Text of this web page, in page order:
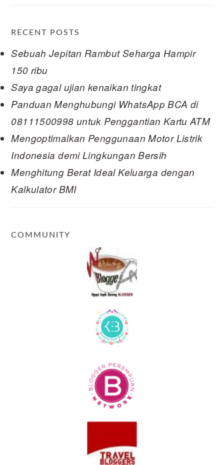
RECENT POSTS
Sebuah Jepitan Rambut Seharga Hampir
150 ribu
Saya gagal ujian kenaikan tingkat
Panduan Menghubungi WhatsApp BCA di
08111500998 untuk Penggantian Kartu ATM
Mengoptimalkan Penggunaan Motor Listrik
Indonesia demi Lingkungan Bersih
Menghitung Berat Ideal Keluarga dengan
Kalkulator BMI
COMMUNITY